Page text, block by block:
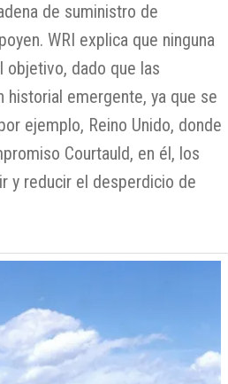
de suministro de
WRI explica que ninguna
objetivo, dado que las
historial emergente, ya que se
ejemplo, Reino Unido, donde
Courtauld, en él, los
y reducir el desperdicio de